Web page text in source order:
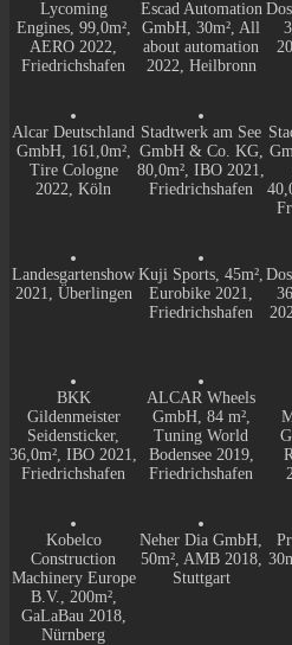
Lycoming
Engines, 99,0m²,
AERO 2022,
Friedrichshafen
Escad Automation
GmbH, 30m², All
about automation
2022, Heilbronn
Alcar Deutschland
GmbH, 161,0m²,
Tire Cologne
2022, Köln
Stadtwerk am See
GmbH & Co. KG,
80,0m², IBO 2021,
Friedrichshafen
Landesgartenshow
2021, Überlingen
Kuji Sports, 45m²,
Eurobike 2021,
Friedrichshafen
BKK
Gildenmeister
Seidensticker,
36,0m², IBO 2021,
Friedrichshafen
ALCAR Wheels
GmbH, 84 m²,
Tuning World
Bodensee 2019,
Friedrichshafen
Kobelco
Construction
Machinery Europe
B.V., 200m²,
GaLaBau 2018,
Nürnberg
Neher Dia GmbH,
50m², AMB 2018,
Stuttgart